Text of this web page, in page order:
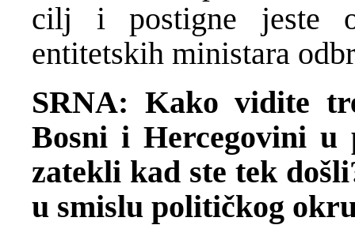
cilj i postigne jeste
entitetskih ministara
SRNA: Kako vidite
Bosni i Hercegovini u
zatekli kad ste tek
u smislu političkog